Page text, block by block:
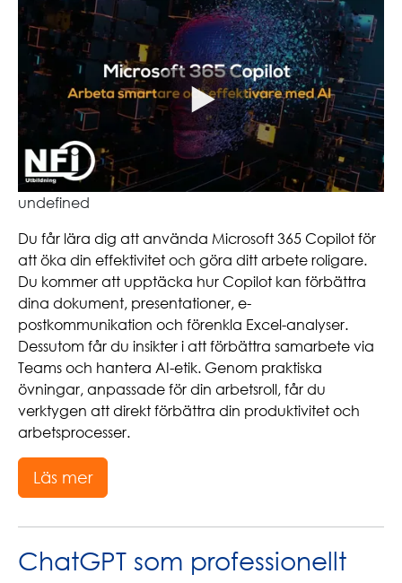
undefined
Du får lära dig att använda Microsoft 365 Copilot för
att öka din effektivitet och göra ditt arbete roligare.
Du kommer att upptäcka hur Copilot kan förbättra
dina dokument, presentationer, e-
postkommunikation och förenkla Excel-analyser.
Dessutom får du insikter i att förbättra samarbete via
Teams och hantera AI-etik. Genom praktiska
övningar, anpassade för din arbetsroll, får du
verktygen att direkt förbättra din produktivitet och
arbetsprocesser.
Läs mer
ChatGPT som professionellt